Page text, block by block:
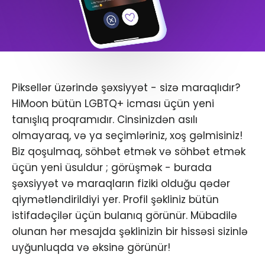
Piksellər üzərində şəxsiyyət - sizə maraqlıdır?
HiMoon bütün LGBTQ+ icması üçün yeni
tanışlıq proqramıdır. Cinsinizdən asılı
olmayaraq, və ya seçimləriniz, xoş gəlmisiniz!
Biz qoşulmaq, söhbət etmək və söhbət etmək
üçün yeni üsuldur ; görüşmək - burada
şəxsiyyət və maraqların fiziki olduğu qədər
qiymətləndirildiyi yer. Profil şəkliniz bütün
istifadəçilər üçün bulanıq görünür. Mübadilə
olunan hər mesajda şəklinizin bir hissəsi sizinlə
uyğunluqda və əksinə görünür!